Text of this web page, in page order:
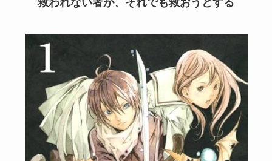
救われない者が、それでも救おうとする